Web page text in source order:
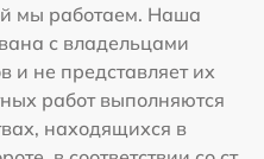
мы работаем. Наша
с владельцами
и не представляет их
работ выполняются
находящихся в